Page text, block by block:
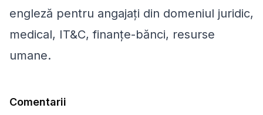
engleză pentru angajați din domeniul juridic,
medical, IT&C, finanțe-bănci, resurse
umane.
Comentarii